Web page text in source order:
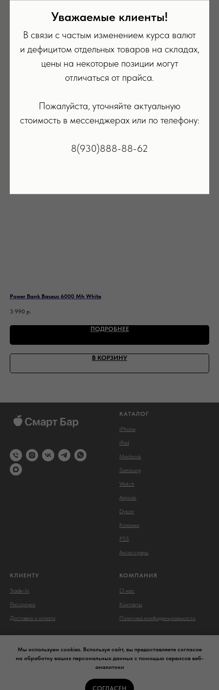
Power Bank Baseus 6000 Mh White
3 990 р.
ПОДРОБНЕЕ
В КОРЗИНУ
КАТАЛОГ
iPhone
iPad
Macbook
Samsung
Watch
Airpods
Dyson
Колонки
PS5
Аксессуары
КЛИЕНТУ
Trade-In
Рассрочка
Доставка и оплата
КОМПАНИЯ
О нас
Контакты
Политика конфиденциальности
Сайт носит сугубо информационный характер и не является
определяемой Статьей 437 (2) ГК РФ.
Мы используем cookies. Bспользуя сайт, вы предоставляете согласие
на обработку ваших персональных данных с помощью сервисов веб-
аналитики
СОГЛАСЕН
Уважаемые клиенты!
В связи с частым изменением курса валют
и дефицитом отдельных товаров на складах,
цены на некоторые позиции могут
отличаться от прайса.
Пожалуйста, уточняйте актуальную
стоимость в мессенджерах или по телефону:
8(930)888-88-62